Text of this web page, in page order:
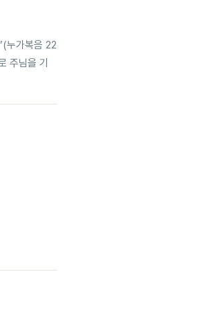
누가복음 22
주님을 기